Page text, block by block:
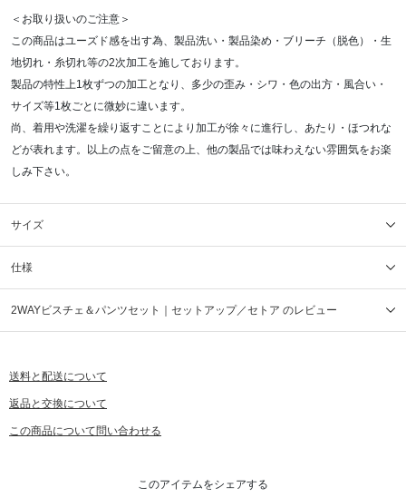
＜お取り扱いのご注意＞
この商品はユーズド感を出す為、製品洗い・製品染め・ブリーチ（脱色）・生
地切れ・糸切れ等の2次加工を施しております。
製品の特性上1枚ずつの加工となり、多少の歪み・シワ・色の出方・風合い・
サイズ等1枚ごとに微妙に違います。
尚、着用や洗濯を繰り返すことにより加工が徐々に進行し、あたり・ほつれな
どが表れます。以上の点をご留意の上、他の製品では味わえない雰囲気をお楽
しみ下さい。
サイズ
仕様
2WAYビスチェ＆パンツセット｜セットアップ／セトア のレビュー
送料と配送について
返品と交換について
この商品について問い合わせる
このアイテムをシェアする